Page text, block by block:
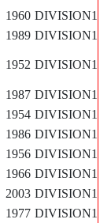
1960 DIVISION1
1989 DIVISION1
1952 DIVISION1
1987 DIVISION1
1954 DIVISION1
1986 DIVISION1
1956 DIVISION1
1966 DIVISION1
2003 DIVISION1
1977 DIVISION1